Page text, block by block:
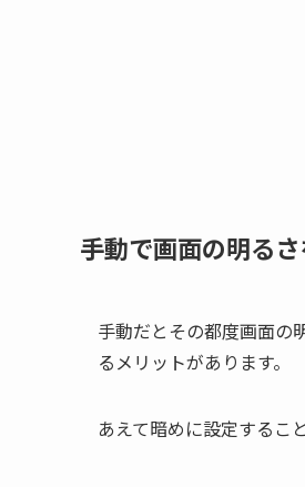
手動で画面の明る
手動だとその都度画面の
るメリットがあります。
あえて暗めに設定するこ